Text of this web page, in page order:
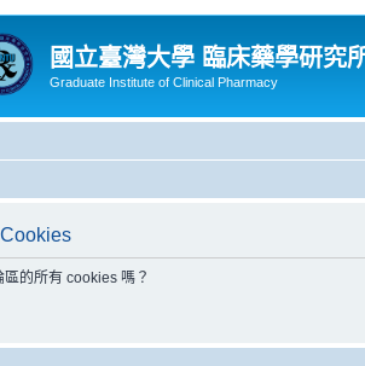
國立臺灣大學 臨床藥學研究
Graduate Institute of Clinical Pharmacy
的所有 cookies 嗎？